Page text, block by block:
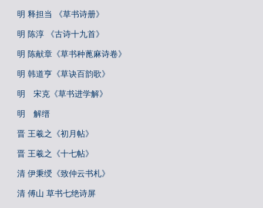
明 释担当 《草书诗册》
明 陈淳 《古诗十九首》
明 陈献章《草书种蓖麻诗卷》
明 韩道亨《草诀百韵歌》
明 宋克《草书进学解》
明 解缙
晋 王羲之《初月帖》
晋 王羲之《十七帖》
清 伊秉绶《致仲云书札》
清 傅山 草书七绝诗屏